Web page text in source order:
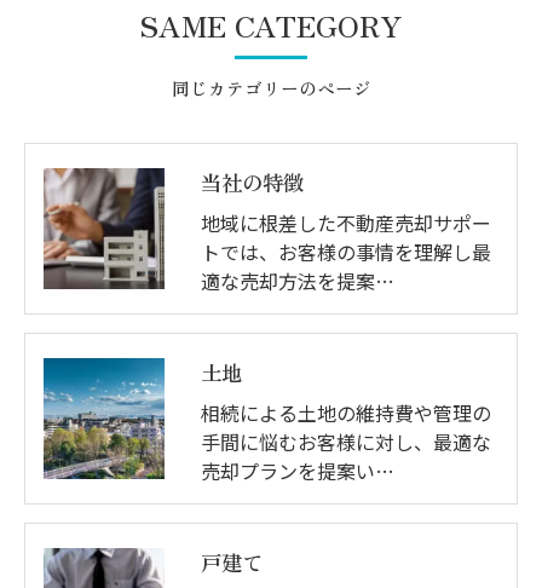
同じカテゴリーのページ
SAME CATEGORY
当社の特徴
地域に根差した不動産売却サポー
トでは、お客様の事情を理解し最
適な売却方法を提案…
土地
相続による土地の維持費や管理の
手間に悩むお客様に対し、最適な
売却プランを提案い…
戸建て